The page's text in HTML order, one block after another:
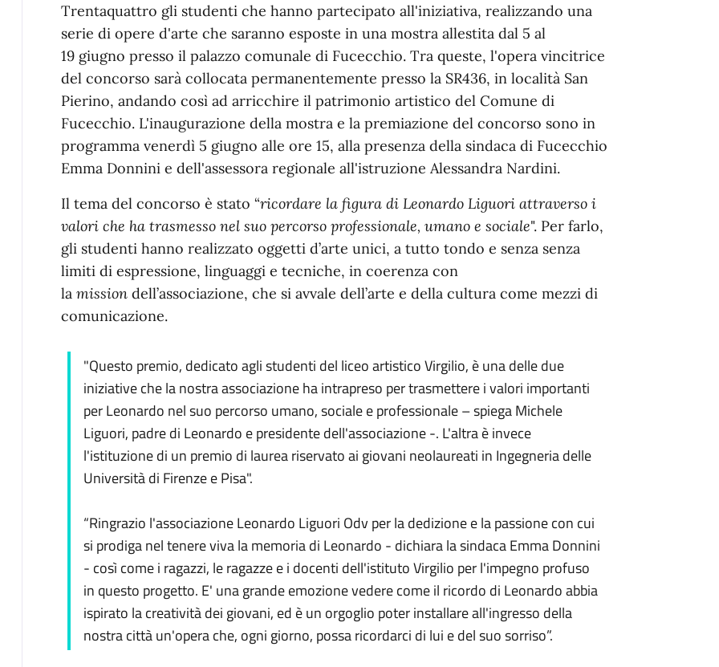
Trentaquattro gli studenti che hanno partecipato all'iniziativa, realizzando una
serie di opere d'arte che saranno esposte in una mostra allestita dal 5 al
19 giugno presso il palazzo comunale di Fucecchio. Tra queste, l'opera vincitrice
del concorso sarà collocata permanentemente presso la SR436, in località San
Pierino, andando così ad arricchire il patrimonio artistico del Comune di
Fucecchio. L'inaugurazione della mostra e la premiazione del concorso sono in
programma venerdì 5 giugno alle ore 15, alla presenza della sindaca di Fucecchio
Emma Donnini e dell'assessora regionale all'istruzione Alessandra Nardini.
Il tema del concorso è stato “ricordare la figura di Leonardo Liguori attraverso i
valori che ha trasmesso nel suo percorso professionale, umano e sociale". Per farlo,
gli studenti hanno realizzato oggetti d’arte unici, a tutto tondo e senza senza
limiti di espressione, linguaggi e tecniche, in coerenza con
la missiondell’associazione, che si avvale dell’arte e della cultura come mezzi di
comunicazione.
"Questo premio, dedicato agli studenti del liceo artistico Virgilio, è una delle due
iniziative che la nostra associazione ha intrapreso per trasmettere i valori importanti
per Leonardo nel suo percorso umano, sociale e professionale – spiega Michele
Liguori, padre di Leonardo e presidente dell'associazione -. L'altra è invece
l'istituzione di un premio di laurea riservato ai giovani neolaureati in Ingegneria delle
Università di Firenze e Pisa".
“Ringrazio l'associazione Leonardo Liguori Odv per la dedizione e la passione con cui
si prodiga nel tenere viva la memoria di Leonardo - dichiara la sindaca Emma Donnini
- così come i ragazzi, le ragazze e i docenti dell'istituto Virgilio per l'impegno profuso
in questo progetto. E' una grande emozione vedere come il ricordo di Leonardo abbia
ispirato la creatività dei giovani, ed è un orgoglio poter installare all'ingresso della
nostra città un'opera che, ogni giorno, possa ricordarci di lui e del suo sorriso”.